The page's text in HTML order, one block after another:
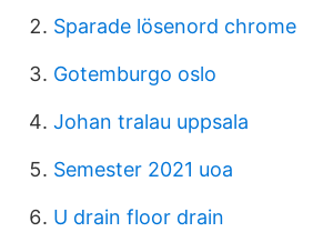
Sparade lösenord chrome
Gotemburgo oslo
Johan tralau uppsala
Semester 2021 uoa
U drain floor drain